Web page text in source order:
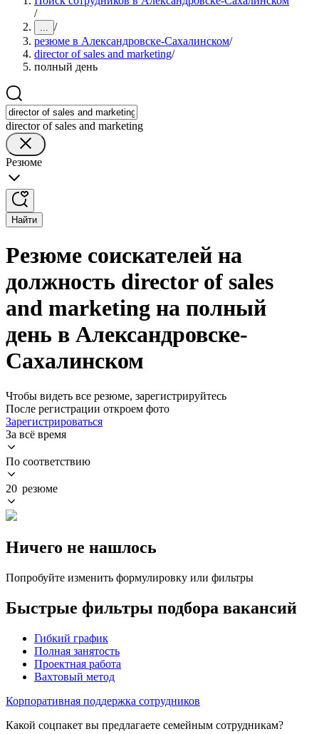
/
... /
резюме в Александровске-Сахалинском/
director of sales and marketing/
полный день
director of sales and marketing
Резюме
Найти
Резюме соискателей на
должность director of sales
and marketing на полный
день в Александровске-
Сахалинском
Чтобы видеть все резюме, зарегистрируйтесь
После регистрации откроем фото
Зарегистрироваться
За всё время
По соответствию
20 резюме
Ничего не нашлось
Попробуйте изменить формулировку или фильтры
Быстрые фильтры подбора вакансий
Гибкий график
Полная занятость
Проектная работа
Вахтовый метод
Корпоративная поддержка сотрудников
Какой соцпакет вы предлагаете семейным сотрудникам?